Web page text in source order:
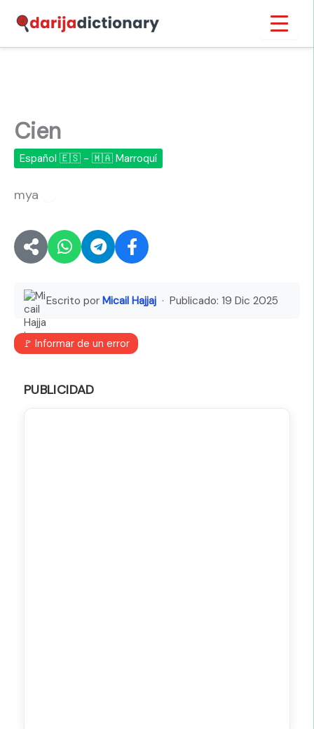
contenido
Cien
Español 🇪🇸 - 🇲🇦 Marroquí
mya
Escrito por Micail Hajjaj · Publicado: 19 Dic 2025
🚩 Informar de un error
PUBLICIDAD